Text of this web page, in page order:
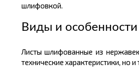
шлифовкой.
Виды и особенности
Листы шлифованные из
технические характеристики, но и